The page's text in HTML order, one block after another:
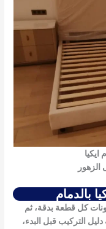
بالدمام
كل قطعة بدقة، ثم
التركيب قبل البدء،